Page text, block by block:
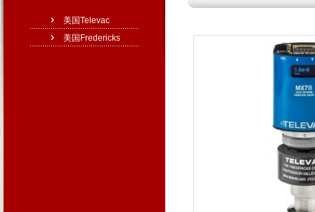
美国Televac
美国Fredericks